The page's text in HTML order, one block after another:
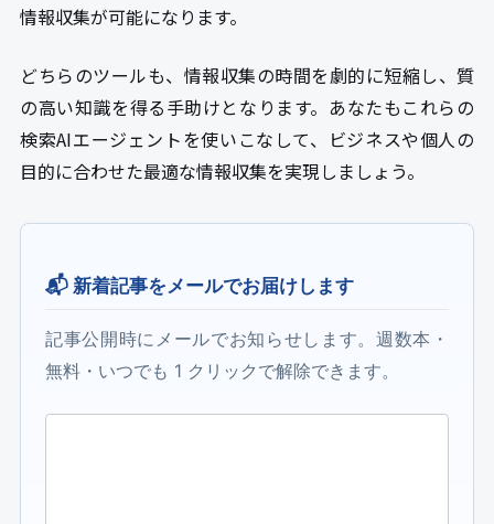
情報収集が可能になります。
どちらのツールも、情報収集の時間を劇的に短縮し、質
の高い知識を得る手助けとなります。あなたもこれらの
検索AIエージェントを使いこなして、ビジネスや個人の
目的に合わせた最適な情報収集を実現しましょう。
📬 新着記事をメールでお届けします
記事公開時にメールでお知らせします。週数本・
無料・いつでも 1 クリックで解除できます。